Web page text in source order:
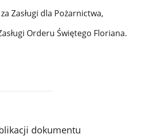
Zasługi dla Pożarnictwa,
Orderu Świętego Floriana.
dokumentu